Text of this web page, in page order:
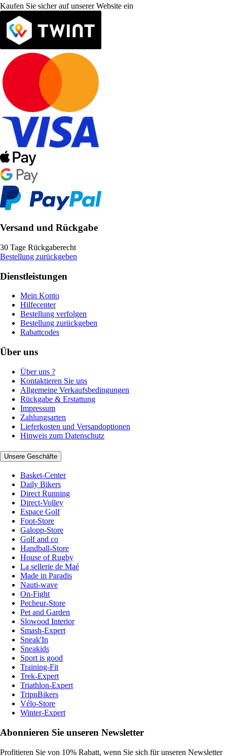
Kaufen Sie sicher auf unserer Website ein
Versand und Rückgabe
30 Tage Rückgaberecht
Bestellung zurückgeben
Dienstleistungen
Mein Konto
Hilfecenter
Bestellung verfolgen
Bestellung zurückgeben
Rabattcodes
Über uns
Über uns ?
Kontaktieren Sie uns
Allgemeine Verkaufsbedingungen
Rückgabe & Erstattung
Impressum
Zahlungsarten
Lieferkosten und Versandoptionen
Hinweis zum Datenschutz
Unsere Geschäfte
Basket-Center
Daily Bikers
Direct Running
Direct-Volley
Espace Golf
Foot-Store
Galopp-Store
Golf and co
Handball-Store
House of Rugby
La sellerie de Maé
Made in Paradis
Nauti-wave
On-Fight
Pecheur-Store
Pet and Garden
Slowood Interior
Smash-Expert
Sneak'In
Sneakids
Sport is good
Training-Fit
Trek-Expert
Triathlon-Expert
TripnBikers
Vélo-Store
Winter-Expert
Abonnieren Sie unseren Newsletter
Profitieren Sie von 10% Rabatt, wenn Sie sich für unseren Newsletter